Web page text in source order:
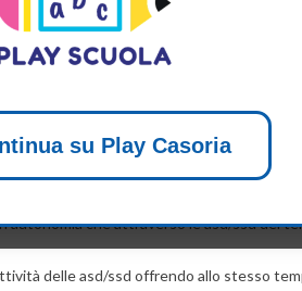
in ottemperanza alle norme per la
autonomia che attraverso le asd/ssd del
delle asd/ssd offrendo allo stesso
su Play Casoria